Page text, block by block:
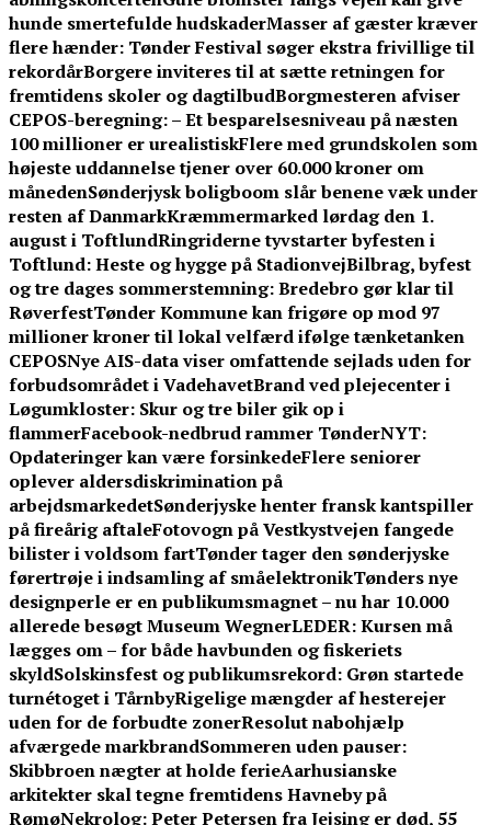
hunde smertefulde hudskaderMasser af gæster kræver
flere hænder: Tønder Festival søger ekstra frivillige til
rekordårBorgere inviteres til at sætte retningen for
fremtidens skoler og dagtilbudBorgmesteren afviser
CEPOS-beregning: – Et besparelsesniveau på næsten
100 millioner er urealistiskFlere med grundskolen som
højeste uddannelse tjener over 60.000 kroner om
månedenSønderjysk boligboom slår benene væk under
resten af DanmarkKræmmermarked lørdag den 1.
august i ToftlundRingriderne tyvstarter byfesten i
Toftlund: Heste og hygge på StadionvejBilbrag, byfest
og tre dages sommerstemning: Bredebro gør klar til
RøverfestTønder Kommune kan frigøre op mod 97
millioner kroner til lokal velfærd ifølge tænketanken
CEPOSNye AIS-data viser omfattende sejlads uden for
forbudsområdet i VadehavetBrand ved plejecenter i
Løgumkloster: Skur og tre biler gik op i
flammerFacebook-nedbrud rammer TønderNYT:
Opdateringer kan være forsinkedeFlere seniorer
oplever aldersdiskrimination på
arbejdsmarkedetSønderjyske henter fransk kantspiller
på fireårig aftaleFotovogn på Vestkystvejen fangede
bilister i voldsom fartTønder tager den sønderjyske
førertrøje i indsamling af småelektronikTønders nye
designperle er en publikumsmagnet – nu har 10.000
allerede besøgt Museum WegnerLEDER: Kursen må
lægges om – for både havbunden og fiskeriets
skyldSolskinsfest og publikumsrekord: Grøn startede
turnétoget i TårnbyRigelige mængder af hesterejer
uden for de forbudte zonerResolut nabohjælp
afværgede markbrandSommeren uden pauser:
Skibbroen nægter at holde ferieAarhusianske
arkitekter skal tegne fremtidens Havneby på
RømøNekrolog: Peter Petersen fra Jejsing er død, 55